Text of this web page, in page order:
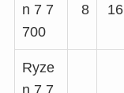
n 7 7
700
8 16
Ryze
n 7 7